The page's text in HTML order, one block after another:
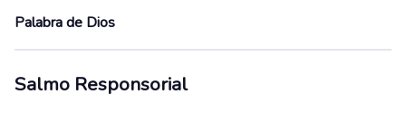
Palabra de Dios
Salmo Responsorial